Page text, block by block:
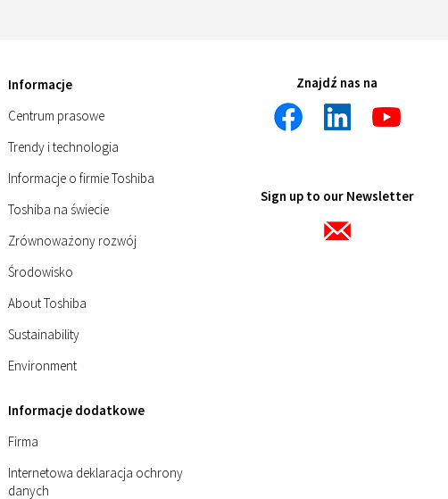
Informacje
Centrum prasowe
Trendy i technologia
Informacje o firmie Toshiba
Toshiba na świecie
Zrównoważony rozwój
Środowisko
About Toshiba
Sustainability
Environment
Informacje dodatkowe
Firma
Internetowa deklaracja ochrony
danych
Znajdź nas na
Sign up to our Newsletter